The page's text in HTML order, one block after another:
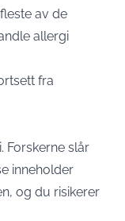
av de
allergi
fra
Forskerne slår
inneholder
og du risikerer